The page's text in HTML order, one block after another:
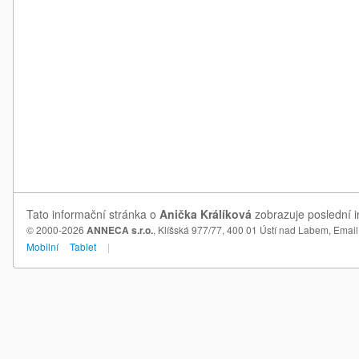
Tato informační stránka o Anička Králíková zobrazuje poslední
© 2000-2026 ANNECA s.r.o., Klíšská 977/77, 400 01 Ústí nad Labem,
Mobilní
Tablet |